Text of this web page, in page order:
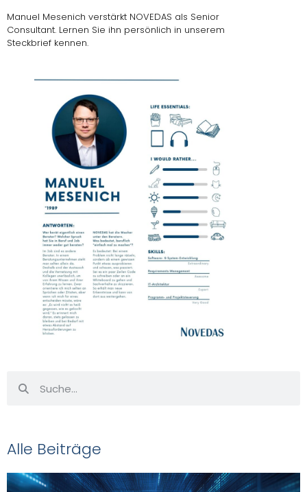
Manuel Mesenich verstärkt NOVEDAS als Senior
Consultant. Lernen Sie ihn persönlich in unserem
Steckbrief kennen.
Alle Beiträge